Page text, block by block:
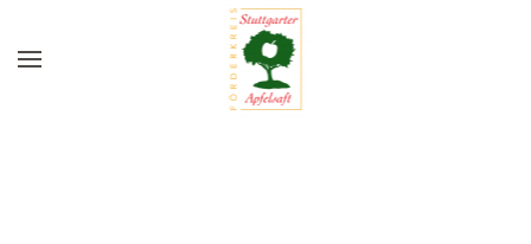
Zum Hauptinhalt springen